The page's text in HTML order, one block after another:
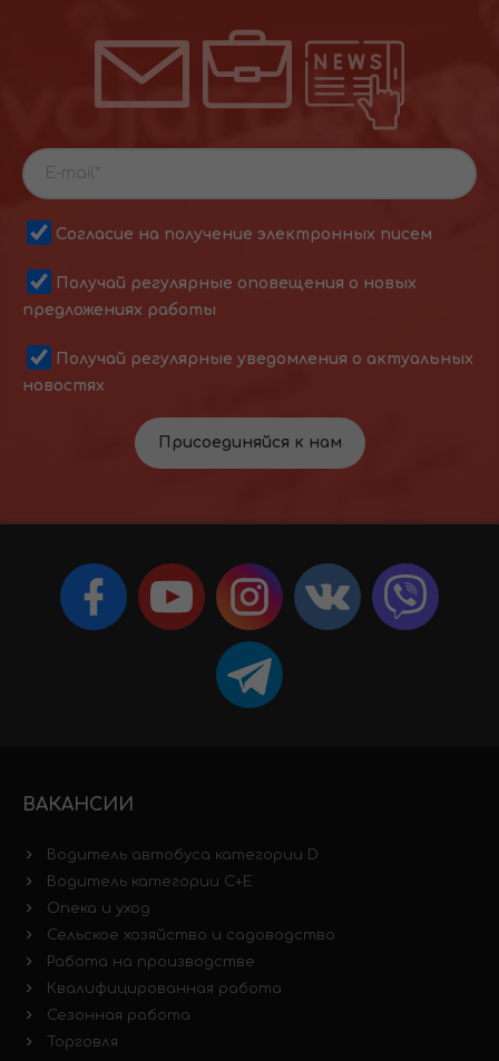
Согласие на получение электронных писем
Получай регулярные оповещения о новых
предложениях работы
Получай регулярные уведомления о актуальных
новостях
Присоединяйся к нам
ВАКАНСИИ
Водитель автобуса категории D
Водитель категории C+E
Опека и уход
Сельское хозяйство и садоводство
Работа на производстве
Квалифицированная работа
Сезонная работа
Торговля